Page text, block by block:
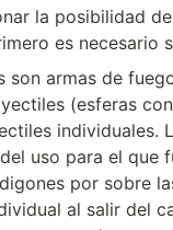
la posibilidad
es necesario
son armas de
(esferas
individuales.
uso para el que
por sobre
al salir del